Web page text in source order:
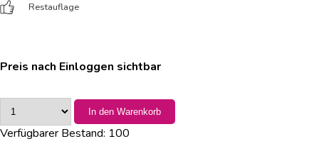
Restauflage
Preis nach Einloggen sichtbar
In den Warenkorb
Verfügbarer Bestand: 100